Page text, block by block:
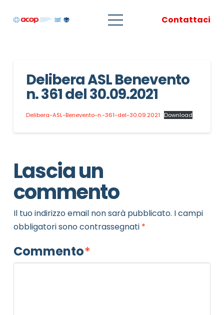
Contattaci
Delibera ASL Benevento
n. 361 del 30.09.2021
Delibera-ASL-Benevento-n.-361-del-30.09.2021 Download
Lascia un
commento
Il tuo indirizzo email non sarà pubblicato. I campi
obbligatori sono contrassegnati *
Commento*